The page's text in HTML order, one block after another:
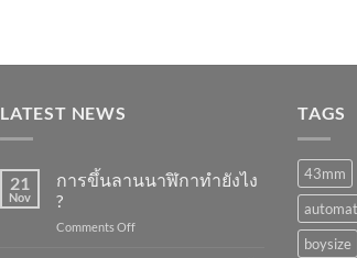
LATEST NEWS
21
Nov
การขึ้นลานนาฬิกาทำยังไง
?
Comments Offon
TAGS
43mm
boysize